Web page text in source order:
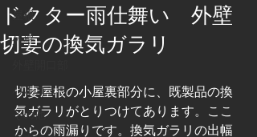
屋根
外壁
バルコニー
その他
ドクター雨仕舞い 外壁
切妻の換気ガラリ
切妻屋根の小屋裏部分に、既製品の換
気ガラリがとりつけてあります。ここ
からの雨漏りです。換気ガラリの出幅